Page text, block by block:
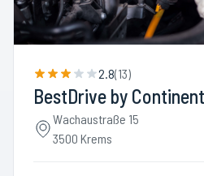
2.8(13)
BestDrive by
Wachaustraße 15
3500 Krems